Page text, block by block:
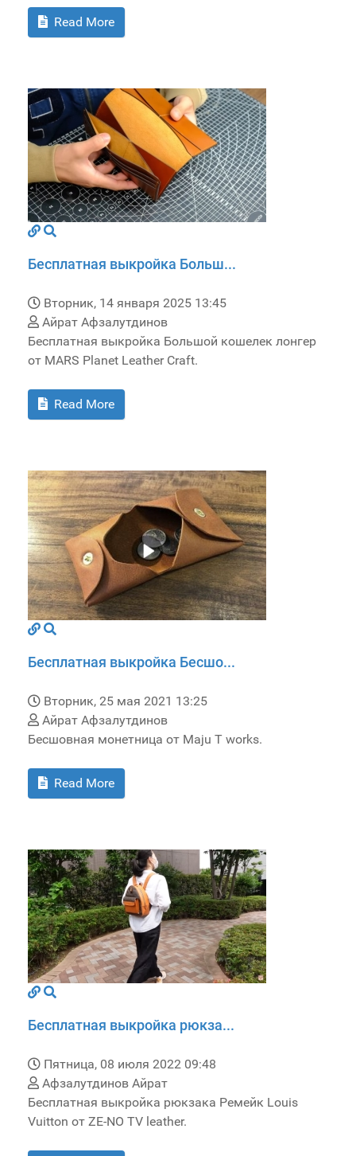
Read More
Бесплатная выкройка Больш...
Вторник, 14 января 2025 13:45
Айрат Афзалутдинов
Бесплатная выкройка Большой кошелек лонгер
от MARS Planet Leather Craft.
Read More
Бесплатная выкройка Бесшо...
Вторник, 25 мая 2021 13:25
Айрат Афзалутдинов
Бесшовная монетница от Maju T works.
Read More
Бесплатная выкройка рюкза...
Пятница, 08 июля 2022 09:48
Афзалутдинов Айрат
Бесплатная выкройка рюкзака Ремейк Louis
Vuitton от ZE-NO TV leather.